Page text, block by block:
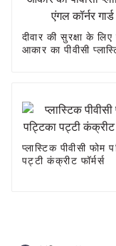
दीवार की सुरक्षा के
आकार का पीवीसी
प्लास्टिक पीवीसी फोम
पट्टी कंक्रीट फॉर्मर्स